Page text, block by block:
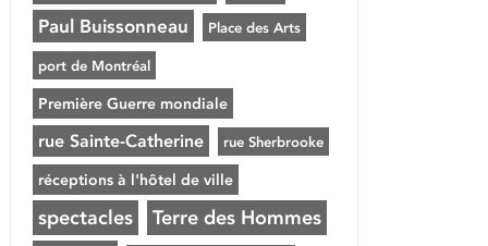
Paul Buissonneau Place des Arts
port de Montréal
Première Guerre mondiale
rue Sainte-Catherine rue Sherbrooke
réceptions à l'hôtel de ville
spectacles Terre des Hommes